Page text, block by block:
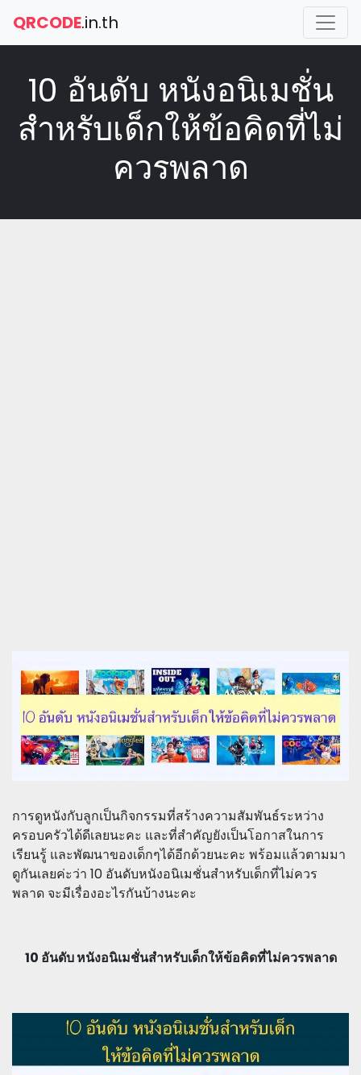
QRCODE.in.th
10 อันดับ หนังอนิเมชั่น
สำหรับเด็กให้ข้อคิดที่ไม่
ควรพลาด
การดูหนังกับลูกเป็นกิจกรรมที่สร้างความสัมพันธ์ระหว่าง
ครอบครัวได้ดีเลยนะคะ และที่สำคัญยังเป็นโอกาสในการ
เรียนรู้ และพัฒนาของเด็กๆได้อีกด้วยนะคะ พร้อมแล้วตามมา
ดูกันเลยค่ะว่า 10 อันดับหนังอนิเมชั่นสำหรับเด็กที่ไม่ควร
พลาด จะมีเรื่องอะไรกันบ้างนะคะ
10 อันดับ หนังอนิเมชั่นสำหรับเด็กให้ข้อคิดที่ไม่ควรพลาด